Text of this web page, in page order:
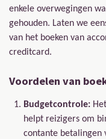
enkele overwegingen
gehouden. Laten we
van het boeken van
creditcard.
Voordelen van
Budgetcontrole:
helpt reizigers om
contante betalingen